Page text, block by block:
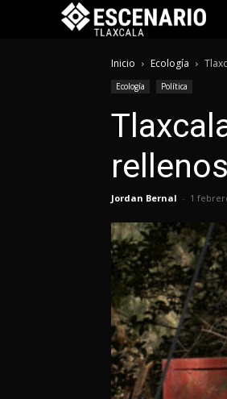
Inicio Ecología
Ecología Política
Jordan Bernal - 1